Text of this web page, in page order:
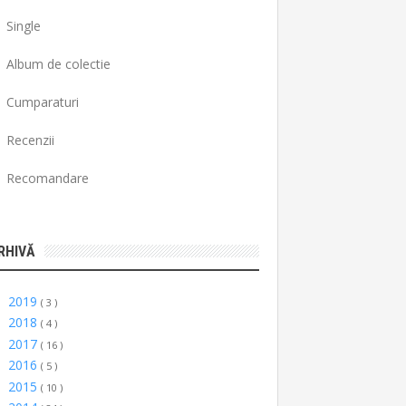
Single
Album de colectie
Cumparaturi
Recenzii
Recomandare
2019 ( 3 )
2018 ( 4 )
2017 ( 16 )
2016 ( 5 )
2015 ( 10 )